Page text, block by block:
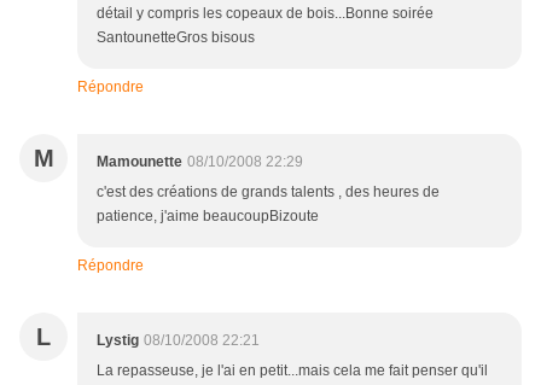
détail y compris les copeaux de bois...Bonne soirée
SantounetteGros bisous
Répondre
M Mamounette 08/10/2008 22:29
c'est des créations de grands talents , des heures de
patience, j'aime beaucoupBizoute
Répondre
L Lystig 08/10/2008 22:21
La repasseuse, je l'ai en petit...mais cela me fait penser qu'il